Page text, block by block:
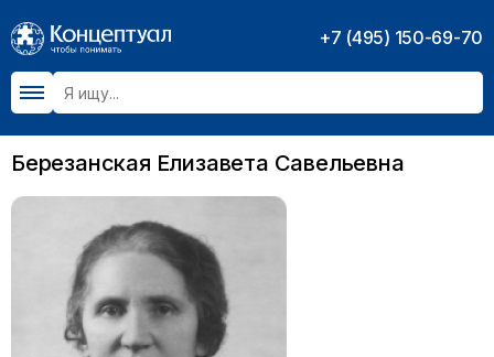
+7 (495) 150-69-70
Березанская Елизавета Савельевна